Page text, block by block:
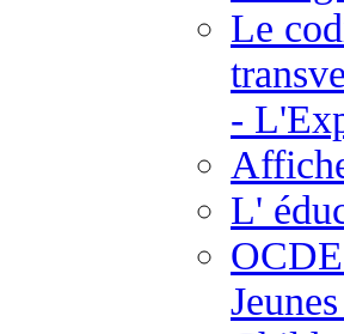
Le
-
L'